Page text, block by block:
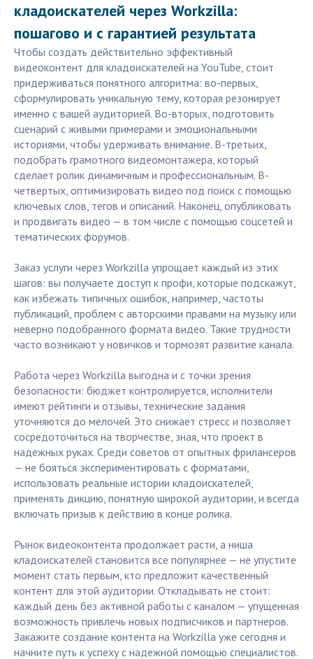
кладоискателей через Workzilla:
пошагово и с гарантией результата
Чтобы создать действительно эффективный
видеоконтент для кладоискателей на YouTube, стоит
придерживаться понятного алгоритма: во-первых,
сформулировать уникальную тему, которая резонирует
именно с вашей аудиторией. Во-вторых, подготовить
сценарий с живыми примерами и эмоциональными
историями, чтобы удерживать внимание. В-третьих,
подобрать грамотного видеомонтажера, который
сделает ролик динамичным и профессиональным. В-
четвертых, оптимизировать видео под поиск с помощью
ключевых слов, тегов и описаний. Наконец, опубликовать
и продвигать видео — в том числе с помощью соцсетей и
тематических форумов.
Заказ услуги через Workzilla упрощает каждый из этих
шагов: вы получаете доступ к профи, которые подскажут,
как избежать типичных ошибок, например, частоты
публикаций, проблем с авторскими правами на музыку или
неверно подобранного формата видео. Такие трудности
часто возникают у новичков и тормозят развитие канала.
Работа через Workzilla выгодна и с точки зрения
безопасности: бюджет контролируется, исполнители
имеют рейтинги и отзывы, технические задания
уточняются до мелочей. Это снижает стресс и позволяет
сосредоточиться на творчестве, зная, что проект в
надежных руках. Среди советов от опытных фрилансеров
— не бояться экспериментировать с форматами,
использовать реальные истории кладоискателей,
применять дикцию, понятную широкой аудитории, и всегда
включать призыв к действию в конце ролика.
Рынок видеоконтента продолжает расти, а ниша
кладоискателей становится все популярнее — не упустите
момент стать первым, кто предложит качественный
контент для этой аудитории. Откладывать не стоит:
каждый день без активной работы с каналом — упущенная
возможность привлечь новых подписчиков и партнеров.
Закажите создание контента на Workzilla уже сегодня и
начните путь к успеху с надежной помощью специалистов.